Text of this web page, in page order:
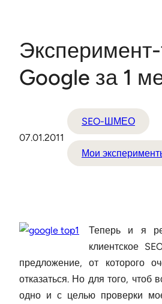
Google за 1
07.01.2011
SEO-ШМЕО
Мои
Теперь и я
клиентское
предложение, от которого
отказаться. Но для того, чтоб
одно и с целью проверки